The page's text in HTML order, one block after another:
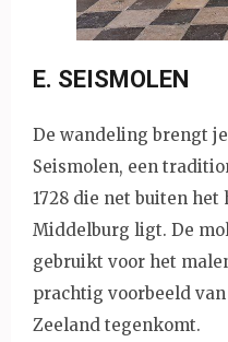
E. SEISMOLEN
De wandeling brengt
Seismolen, een
1728 die net buiten
Middelburg ligt. De
gebruikt voor het
prachtig voorbeeld
Zeeland tegenkomt.